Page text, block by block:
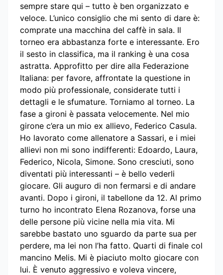
sempre stare qui – tutto è ben organizzato e
veloce. L’unico consiglio che mi sento di dare è:
comprate una macchina del caffè in sala. Il
torneo era abbastanza forte e interessante. Ero
il sesto in classifica, ma il ranking è una cosa
astratta. Approfitto per dire alla Federazione
Italiana: per favore, affrontate la questione in
modo più professionale, considerate tutti i
dettagli e le sfumature. Torniamo al torneo. La
fase a gironi è passata velocemente. Nel mio
girone c’era un mio ex allievo, Federico Casula.
Ho lavorato come allenatore a Sassari, e i miei
allievi non mi sono indifferenti: Edoardo, Laura,
Federico, Nicola, Simone. Sono cresciuti, sono
diventati più interessanti – è bello vederli
giocare. Gli auguro di non fermarsi e di andare
avanti. Dopo i gironi, il tabellone da 12. Al primo
turno ho incontrato Elena Rozanova, forse una
delle persone più vicine nella mia vita. Mi
sarebbe bastato uno sguardo da parte sua per
perdere, ma lei non l’ha fatto. Quarti di finale col
mancino Melis. Mi è piaciuto molto giocare con
lui. È venuto aggressivo e voleva vincere,